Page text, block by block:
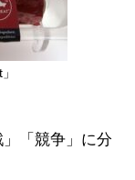
「競争」に分